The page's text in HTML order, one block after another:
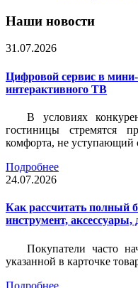
Наши новости
31.07.2026
Цифровой сервис в
интерактивного ТВ
В условиях
гостиницы стремятся
комфорта, не уступающий
Подробнее
24.07.2026
Как рассчитать полный
инструмент, аксессуары,
Покупатели часто
указанной в карточке
Подробнее